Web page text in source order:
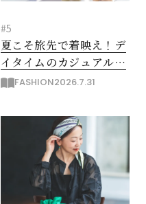
#5
夏こそ旅先で着映え！デ
イタイムのカジュアルコ
ーデを格上げするヒント
FASHION2026.7.31